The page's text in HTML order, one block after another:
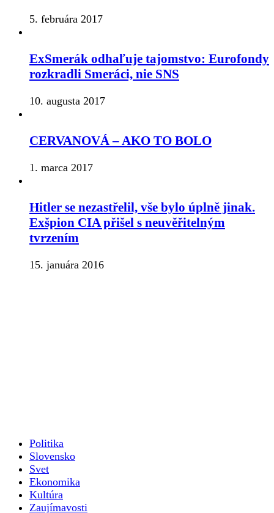
5. februára 2017
ExSmerák odhaľuje tajomstvo: Eurofondy
rozkradli Smeráci, nie SNS
10. augusta 2017
CERVANOVÁ – AKO TO BOLO
1. marca 2017
Hitler se nezastřelil, vše bylo úplně jinak.
Exšpion CIA přišel s neuvěřitelným
tvrzením
15. januára 2016
Politika
Slovensko
Svet
Ekonomika
Kultúra
Zaujímavosti